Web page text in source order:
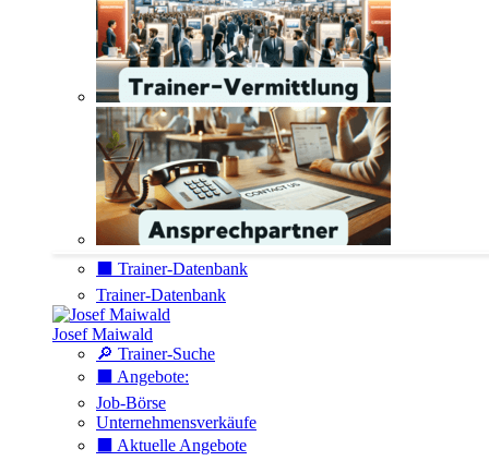
⬛️ Trainer-Datenbank
Trainer-Datenbank
Josef Maiwald
🔎 Trainer-Suche
⬛️ Angebote:
Job-Börse
Unternehmensverkäufe
⬛️ Aktuelle Angebote